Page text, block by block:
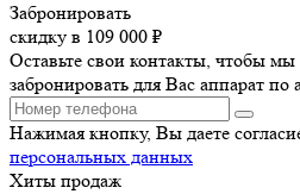
Забронировать
скидку в 109 000 ₽
Оставьте свои контакты, чтобы мы
забронировать для Вас аппарат по
Нажимая кнопку, Вы даете
персональных данных
Хиты продаж